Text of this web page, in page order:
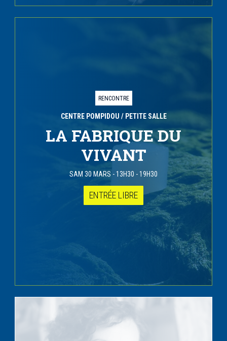
RENCONTRE
CENTRE POMPIDOU / PETITE SALLE
LA FABRIQUE DU
VIVANT
SAM 30 MARS -13H30 - 19H30
ENTRÉE LIBRE